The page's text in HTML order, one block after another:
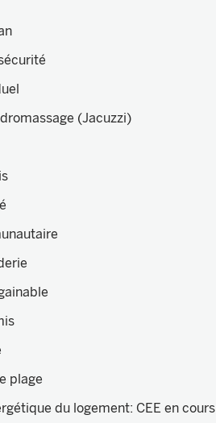
(Jacuzzi)
plage
du logement: CEE en cours